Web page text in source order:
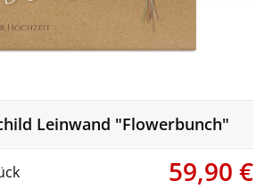
Leinwand "Flowerbunch"
59,90 €